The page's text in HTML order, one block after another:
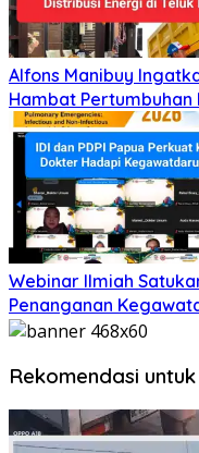
Alfons Manibuy
Hambat Pertumbuhan
Webinar Ilmiah
Penanganan
Rekomendasi